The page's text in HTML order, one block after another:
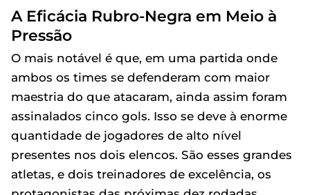
A Eficácia Rubro-Negra em Meio à
Pressão
O mais notável é que, em uma partida onde
ambos os times se defenderam com maior
maestria do que atacaram, ainda assim foram
assinalados cinco gols. Isso se deve à enorme
quantidade de jogadores de alto nível
presentes nos dois elencos. São esses grandes
atletas, e dois treinadores de excelência, os